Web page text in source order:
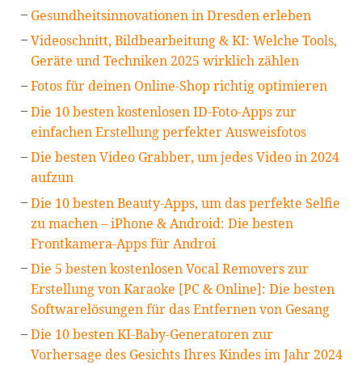
Gesundheitsinnovationen in Dresden erleben
Videoschnitt, Bildbearbeitung & KI: Welche Tools,
Geräte und Techniken 2025 wirklich zählen
Fotos für deinen Online-Shop richtig optimieren
Die 10 besten kostenlosen ID-Foto-Apps zur
einfachen Erstellung perfekter Ausweisfotos
Die besten Video Grabber, um jedes Video in 2024
aufzun
Die 10 besten Beauty-Apps, um das perfekte Selfie
zu machen – iPhone & Android: Die besten
Frontkamera-Apps für Androi
Die 5 besten kostenlosen Vocal Removers zur
Erstellung von Karaoke [PC & Online]: Die besten
Softwarelösungen für das Entfernen von Gesang
Die 10 besten KI-Baby-Generatoren zur
Vorhersage des Gesichts Ihres Kindes im Jahr 2024